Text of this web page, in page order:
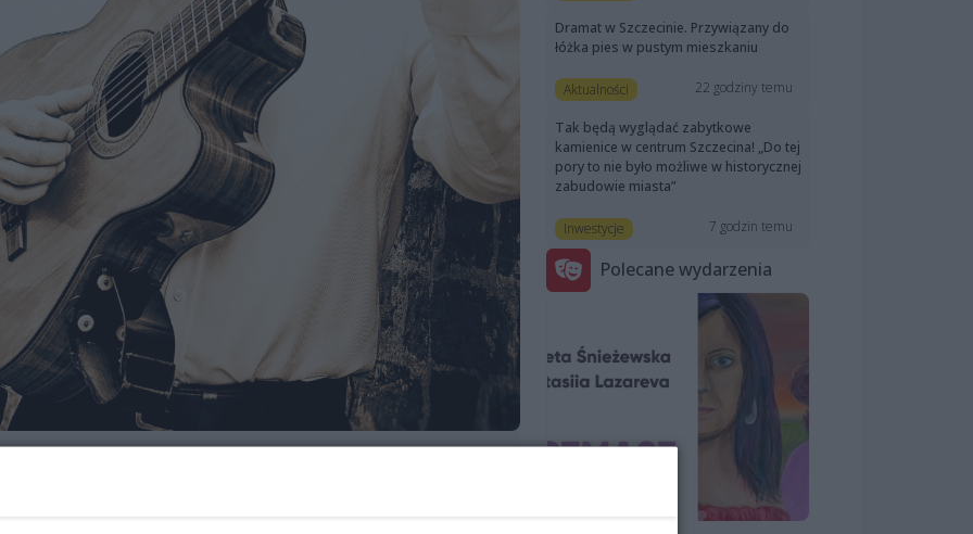
Dramat w Szczecinie. Przywiązany do
łóżka pies w pustym mieszkaniu
Aktualności 22 godziny temu
Tak będą wyglądać zabytkowe
kamienice w centrum Szczecina! „Do tej
pory to nie było możliwe w historycznej
zabudowie miasta”
Inwestycje 7 godzin temu
Polecane wydarzenia